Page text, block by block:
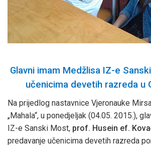
Glavni imam Medžlisa IZ-e
učenicima devetih razreda u
Na prijedlog nastavnice Vjeronauke
„Mahala“, u ponedjeljak (04.05. 2015.),
IZ-e Sanski Most, prof. Husein ef.
predavanje učenicima devetih razreda